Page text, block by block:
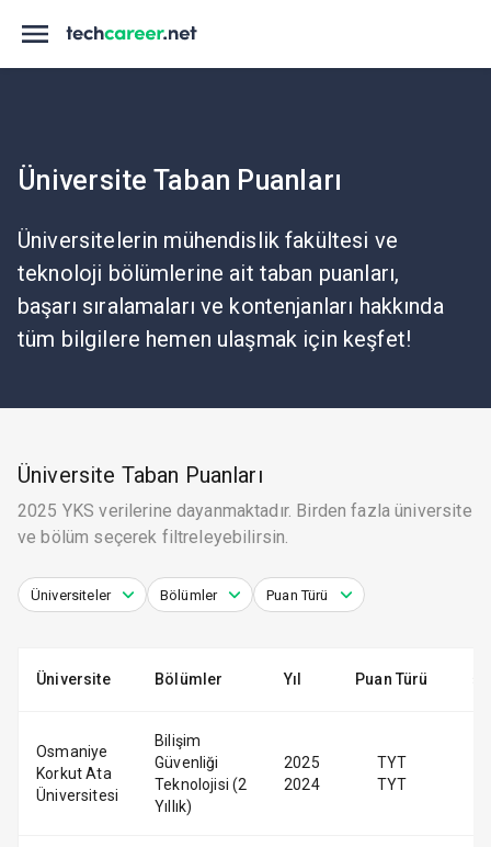
Üniversite Taban Puanları
Üniversitelerin mühendislik fakültesi ve
teknoloji bölümlerine ait taban puanları,
başarı sıralamaları ve kontenjanları hakkında
tüm bilgilere hemen ulaşmak için keşfet!
Üniversite Taban Puanları
2025 YKS verilerine dayanmaktadır. Birden fazla üniversite
ve bölüm seçerek filtreleyebilirsin.
Üniversiteler Bölümler Puan Türü
Üniversite Bölümler Yıl Puan Türü
Osmaniye
Korkut Ata
Üniversitesi
Bilişim
Güvenliği
Teknolojisi (2
Yıllık)
2025
2024
TYT
TYT